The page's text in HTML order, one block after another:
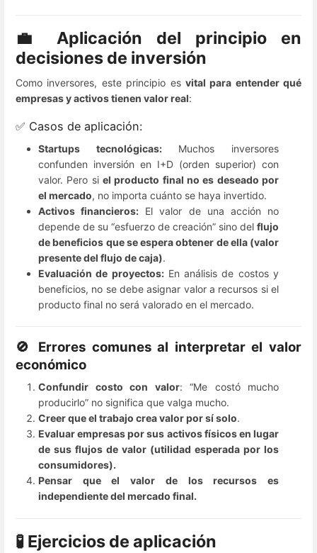
💼 Aplicación del principio en
decisiones de inversión
Como inversores, este principio es vital para entender qué
empresas y activos tienen valor real:
✅ Casos de aplicación:
Startups tecnológicas:Muchos inversores
confunden inversión en I+D (orden superior) con
valor. Pero si el producto final no es deseado por
el mercado, no importa cuánto se haya invertido.
Activos financieros: El valor de una acción no
depende de su “esfuerzo de creación” sino del flujo
de beneficios que se espera obtener de ella (valor
presente del flujo de caja).
Evaluación de proyectos:En análisis de costos y
beneficios, no se debe asignar valor a recursos si el
producto final no será valorado en el mercado.
🚫 Errores comunes al interpretar el valor
económico
Confundir costo con valor: “Me costó mucho
producirlo” no significa que valga mucho.
Creer que el trabajo crea valor por sí solo.
Evaluar empresas por sus activos físicos en lugar
de sus flujos de valor (utilidad esperada por los
consumidores).
Pensar que el valor de los recursos es
independiente del mercado final.
🧪 Ejercicios de aplicación